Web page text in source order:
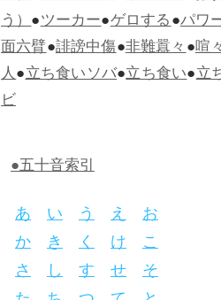
う）●ツーカー●ゲロする●パワ
面六臂●誹謗中傷●非難囂々●喧
人●立ち食いソバ●立ち食い●立
ビ
●五十音索引
あ い う え お
か き く け こ
さ し す せ そ